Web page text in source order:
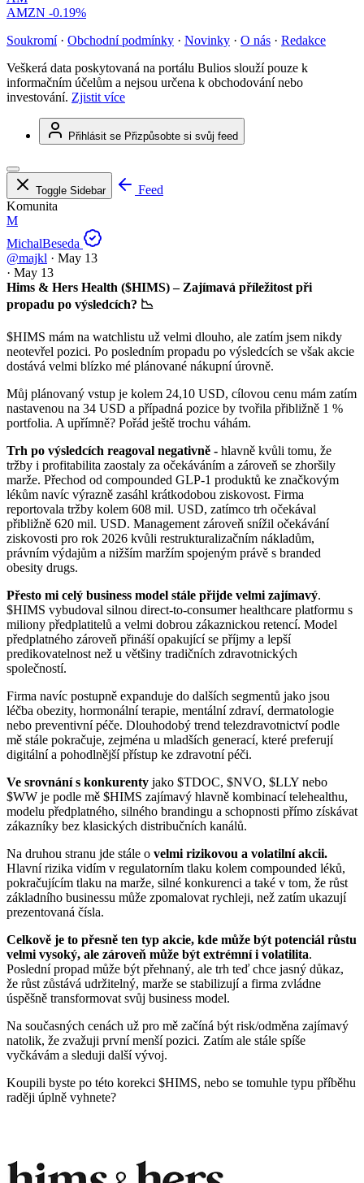
AMZN -0.19%
Soukromí · Obchodní podmínky · Novinky · O nás · Redakce
Veškerá data poskytovaná na portálu Bulios slouží pouze k
informačním účelům a nejsou určena k obchodování nebo
investování. Zjistit více
Přihlásit se Přizpůsobte si svůj feed
Toggle Sidebar
Feed
Komunita
M
MichalBeseda
@majkl · May 13
· May 13
Hims & Hers Health ($HIMS) – Zajímavá příležitost při
propadu po výsledcích? 📉
$HIMS mám na watchlistu už velmi dlouho, ale zatím jsem nikdy
neotevřel pozici. Po posledním propadu po výsledcích se však akcie
dostává velmi blízko mé plánované nákupní úrovně.
Můj plánovaný vstup je kolem 24,10 USD, cílovou cenu mám zatím
nastavenou na 34 USD a případná pozice by tvořila přibližně 1 %
portfolia. A upřímně? Pořád ještě trochu váhám.
Trh po výsledcích reagoval negativně - hlavně kvůli tomu, že
tržby i profitabilita zaostaly za očekáváním a zároveň se zhoršily
marže. Přechod od compounded GLP-1 produktů ke značkovým
lékům navíc výrazně zasáhl krátkodobou ziskovost. Firma
reportovala tržby kolem 608 mil. USD, zatímco trh očekával
přibližně 620 mil. USD. Management zároveň snížil očekávání
ziskovosti pro rok 2026 kvůli restrukturalizačním nákladům,
právním výdajům a nižším maržím spojeným právě s branded
obesity drugs.
Přesto mi celý business model stále přijde velmi zajímavý.
$HIMS vybudoval silnou direct-to-consumer healthcare platformu s
miliony předplatitelů a velmi dobrou zákaznickou retencí. Model
předplatného zároveň přináší opakující se příjmy a lepší
predikovatelnost než u většiny tradičních zdravotnických
společností.
Firma navíc postupně expanduje do dalších segmentů jako jsou
léčba obezity, hormonální terapie, mentální zdraví, dermatologie
nebo preventivní péče. Dlouhodobý trend telezdravotnictví podle
mě stále pokračuje, zejména u mladších generací, které preferují
digitální a pohodlnější přístup ke zdravotní péči.
Ve srovnání s konkurenty jako $TDOC, $NVO, $LLY nebo
$WW je podle mě $HIMS zajímavý hlavně kombinací telehealthu,
modelu předplatného, silného brandingu a schopnosti přímo získávat
zákazníky bez klasických distribučních kanálů.
Na druhou stranu jde stále o velmi rizikovou a volatilní akcii.
Hlavní rizika vidím v regulatorním tlaku kolem compounded léků,
pokračujícím tlaku na marže, silné konkurenci a také v tom, že růst
základního businessu může zpomalovat rychleji, než zatím ukazují
prezentovaná čísla.
Celkově je to přesně ten typ akcie, kde může být potenciál růstu
velmi vysoký, ale zároveň může být extrémní i volatilita.
Poslední propad může být přehnaný, ale trh teď chce jasný důkaz,
že růst zůstává udržitelný, marže se stabilizují a firma zvládne
úspěšně transformovat svůj business model.
Na současných cenách už pro mě začíná být risk/odměna zajímavý
natolik, že zvažuji první menší pozici. Zatím ale stále spíše
vyčkávám a sleduji další vývoj.
Koupili byste po této korekci $HIMS, nebo se tomuhle typu příběhu
raději úplně vyhnete?